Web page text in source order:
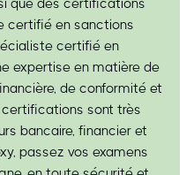
que des certifications
certifié en sanctions
certifié en
expertise en matière de
de conformité et
sont très
bancaire, financier et
passez vos examens